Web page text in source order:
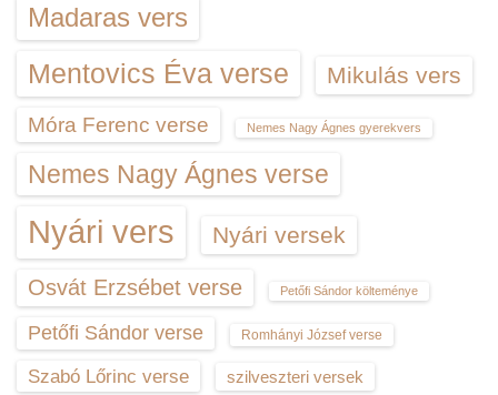
Madaras vers
Mentovics Éva verse Mikulás vers
Móra Ferenc verse Nemes Nagy Ágnes gyerekvers
Nemes Nagy Ágnes verse
Nyári vers Nyári versek
Osvát Erzsébet verse Petőfi Sándor költeménye
Petőfi Sándor verse Romhányi József verse
Szabó Lőrinc verse szilveszteri versek